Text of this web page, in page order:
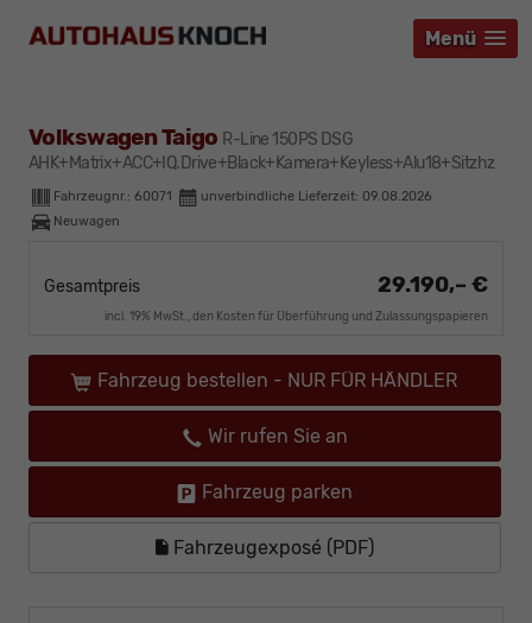
Menü
Menü
Menü
Volkswagen Taigo R-Line 150PS DSG
AHK+Matrix+ACC+IQ.Drive+Black+Kamera+Keyless+Alu18+Sitzhz
Fahrzeugnr.: 60071 unverbindliche Lieferzeit: 09.08.2026
Neuwagen
Gesamtpreis 29.190,– €
incl. 19% MwSt., den Kosten für Überführung und Zulassungspapieren
Fahrzeug bestellen - NUR FÜR HÄNDLER
Wir rufen Sie an
Fahrzeug parken
Fahrzeugexposé (PDF)